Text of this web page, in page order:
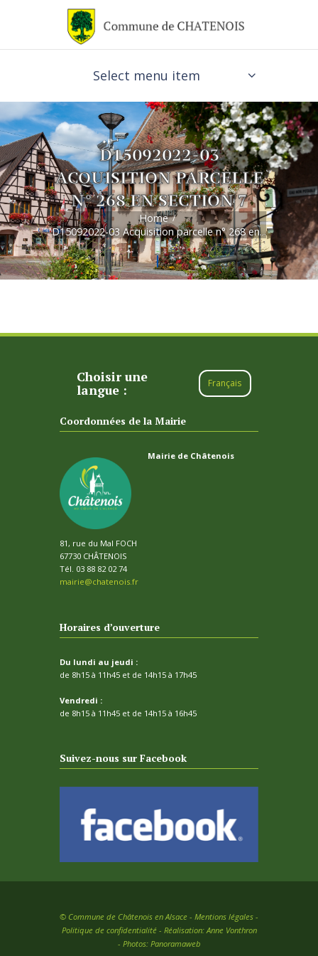
Select menu item
D15092022-03
ACQUISITION PARCELLE
N° 268 EN SECTION 7
Home
D15092022-03 Acquisition parcelle n° 268 en...
Choisir une
langue :
Français
Coordonnées de la Mairie
Mairie de Châtenois
81, rue du Mal FOCH
67730 CHÂTENOIS
Tél. 03 88 82 02 74
mairie@chatenois.fr
Horaires d’ouverture
Du lundi au jeudi :
de 8h15 à 11h45 et de 14h15 à 17h45
Vendredi :
de 8h15 à 11h45 et de 14h15 à 16h45
Suivez-nous sur Facebook
© Commune de Châtenois en Alsace - Mentions légales -
Politique de confidentialité - Réalisation: Anne Vonthron
- Photos: Panoramaweb